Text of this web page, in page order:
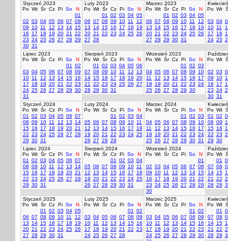
Styczeń 2023
Po Wt Śr Cz Pi So
N
01
02 03 04 05 06 07 08
09
10 11 12 13 14 15
16
17 18 19 20 21
22
23 24 25 26 27 28 29
30 31
Luty 2023
Po Wt Śr Cz Pi So
N
01
02 03 04 05
06 07 08 09 10 11
12
13
14 15 16 17 18
19
20 21 22 23 24 25 26
27 28
Marzec 2023
Po Wt Śr Cz Pi So
N
01
02 03 04 05
06 07 08 09 10 11
12
13
14 15 16 17 18
19
20 21 22 23 24 25 26
27 28 29 30 31
Po Wt
03 04
10 11
17
18
24 25
Lipiec 2023
Po Wt Śr Cz Pi So
N
01
02
03 04 05 06 07 08 09
10 11 12 13 14 15 16
17
18 19 20 21 22 23
24 25 26 27 28 29 30
31
Sierpień 2023
Po Wt Śr Cz Pi So
N
01
02 03 04 05 06
07 08 09 10 11 12
13
14 15 16 17 18 19 20
21
22 23 24 25 26 27
28 29 30 31
Wrzesień 2023
Po Wt Śr Cz Pi So
N
01
02 03
04 05 06 07 08 09
10
11
12 13 14 15 16
17
18
19 20 21 22 23 24
25 26 27 28 29 30
Po Wt
02 03
09
10
16
17
23 24
30 31
Styczeń 2024
Po Wt Śr Cz Pi So
N
01
02 03 04 05 06 07
08 09 10 11 12 13
14
15 16 17 18 19 20 21
22 23 24 25 26 27 28
29 30 31
Luty 2024
Po Wt Śr Cz Pi So
N
01
02 03 04
05 06 07 08 09 10 11
12
13 14 15 16 17
18
19 20 21 22 23 24 25
26 27 28 29
Marzec 2024
Po Wt Śr Cz Pi So
N
01
02 03
04 05 06 07 08 09
10
11
12 13 14 15 16
17
18
19 20 21 22 23 24
25 26 27 28 29 30 31
Po Wt
01
02
08 09
15 16
22 23
29 30
Lipiec 2024
Po Wt Śr Cz Pi So
N
01
02 03 04 05 06 07
08 09 10 11 12 13
14
15 16 17 18 19 20 21
22 23 24 25 26 27 28
29 30 31
Sierpień 2024
Po Wt Śr Cz Pi So
N
01
02 03 04
05 06 07 08 09 10 11
12
13 14 15 16 17
18
19 20 21 22 23 24 25
26 27 28 29 30 31
Wrzesień 2024
Po Wt Śr Cz Pi So
N
01
02 03 04 05 06 07 08
09
10 11 12 13 14 15
16
17 18 19 20 21
22
23 24 25 26 27 28 29
30
Po Wt
01
07 08
14 15
21
22
28 29
Styczeń 2025
Po Wt Śr Cz Pi So
N
01
02 03 04 05
06 07 08 09 10 11
12
13
14 15 16 17 18
19
20 21 22 23 24 25 26
27 28 29 30 31
Luty 2025
Po Wt Śr Cz Pi So
N
01
02
03 04 05 06 07 08 09
10 11 12 13 14 15 16
17
18 19 20 21 22 23
24 25 26 27 28
Marzec 2025
Po Wt Śr Cz Pi So
N
01
02
03 04 05 06 07 08 09
10 11 12 13 14 15 16
17
18 19 20 21 22 23
24 25 26 27 28 29 30
Po Wt
01
07 08
14 15
21
22
28 29